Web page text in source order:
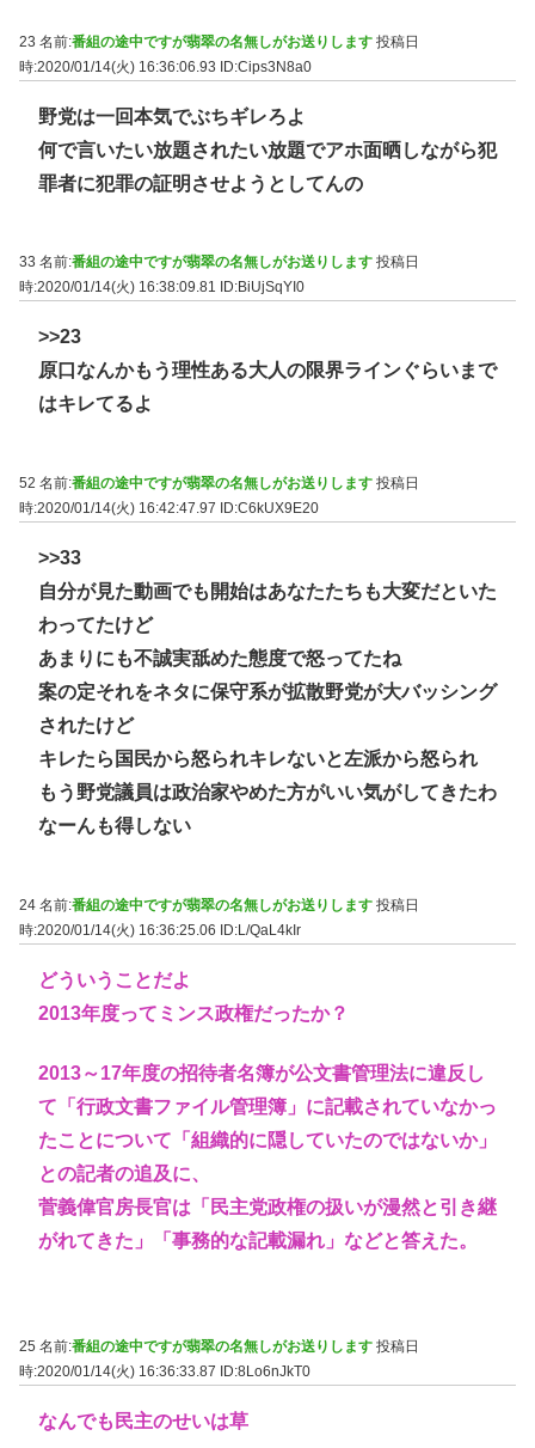
23 名前:番組の途中ですが翡翠の名無しがお送りします 投稿日
時:2020/01/14(火) 16:36:06.93 ID:Cips3N8a0
野党は一回本気でぶちギレろよ
何で言いたい放題されたい放題でアホ面晒しながら犯
罪者に犯罪の証明させようとしてんの
33 名前:番組の途中ですが翡翠の名無しがお送りします 投稿日
時:2020/01/14(火) 16:38:09.81
ID:BiUjSqYI0
>>23
原口なんかもう理性ある大人の限界ラインぐらいまで
はキレてるよ
52 名前:番組の途中ですが翡翠の名無しがお送りします 投稿日
時:2020/01/14(火) 16:42:47.97
ID:C6kUX9E20
>>33
自分が見た動画でも開始はあなたたちも大変だといた
わってたけど
あまりにも不誠実舐めた態度で怒ってたね
案の定それをネタに保守系が拡散野党が大バッシング
されたけど
キレたら国民から怒られキレないと左派から怒られ
もう野党議員は政治家やめた方がいい気がしてきたわ
なーんも得しない
24 名前:番組の途中ですが翡翠の名無しがお送りします 投稿日
時:2020/01/14(火) 16:36:25.06 ID:L/QaL4kIr
どういうことだよ
2013年度ってミンス政権だったか？
2013～17年度の招待者名簿が公文書管理法に違反し
て「行政文書ファイル管理簿」に記載されていなかっ
たことについて「組織的に隠していたのではないか」
との記者の追及に、
菅義偉官房長官は「民主党政権の扱いが漫然と引き継
がれてきた」「事務的な記載漏れ」などと答えた。
25 名前:番組の途中ですが翡翠の名無しがお送りします 投稿日
時:2020/01/14(火) 16:36:33.87 ID:8Lo6nJkT0
なんでも民主のせいは草